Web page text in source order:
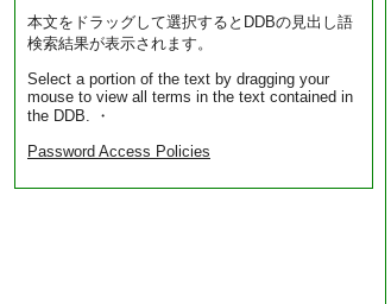
本文をドラッグして選択するとDDBの見出し語
検索結果が表示されます。
Select a portion of the text by dragging your
mouse to view all terms in the text contained in
the DDB. ・
Password Access Policies